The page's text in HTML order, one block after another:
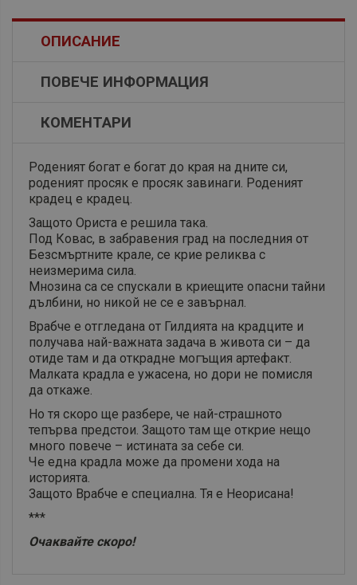
ОПИСАНИЕ
ПОВЕЧЕ ИНФОРМАЦИЯ
КОМЕНТАРИ
Роденият богат е богат до края на дните си,
роденият просяк е просяк завинаги. Роденият
крадец е крадец.
Защото Ориста е решила така.
Под Ковас, в забравения град на последния от
Безсмъртните крале, се крие реликва с
неизмерима сила.
Мнозина са се спускали в криещите опасни тайни
дълбини, но никой не се е завърнал.
Врабче е отгледана от Гилдията на крадците и
получава най-важната задача в живота си – да
отиде там и да открадне могъщия артефакт.
Малката крадла е ужасена, но дори не помисля
да откаже.
Но тя скоро ще разбере, че най-страшното
тепърва предстои. Защото там ще открие нещо
много повече – истината за себе си.
Че една крадла може да промени хода на
историята.
Защото Врабче е специална. Тя е Неорисана!
***
Очаквайте скоро!